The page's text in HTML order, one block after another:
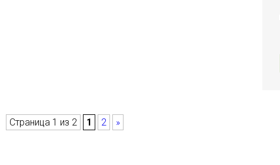
Страница 1 из 2 1 2 »